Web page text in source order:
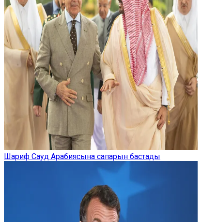
Шариф Сауд Арабиясына сапарын бастады